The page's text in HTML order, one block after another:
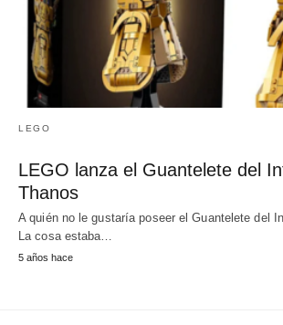
LEGO
LEGO lanza el Guantelete del
Thanos
A quién no le gustaría poseer el Guantelete del
La cosa estaba…
5 años hace